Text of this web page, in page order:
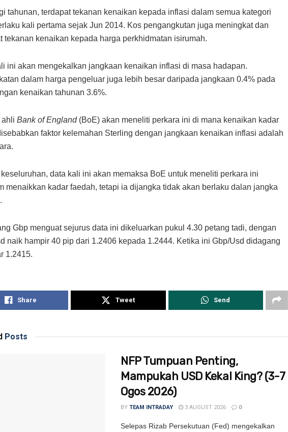
tahunan, terdapat tekanan kenaikan kepada inflasi dalam semua kategori
kali pertama sejak Jun 2014. Kos pengangkutan juga meningkat dan
tekanan kenaikan kepada harga perkhidmatan isirumah.
ini akan mengekalkan jangkaan kenaikan inflasi di masa hadapan.
dalam harga pengeluar juga lebih besar daripada jangkaan 0.4% pada
kenaikan tahunan 3.6%.
ahli Bank of England(BoE) akan meneliti perkara ini di mana kenaikan kadar
faktor kelemahan Sterling dengan jangkaan kenaikan inflasi adalah
data kali ini akan memaksa BoE untuk meneliti perkara ini
menaikkan kadar faedah, tetapi ia dijangka tidak akan berlaku dalan jangka
Gbp menguat sejurus data ini dikeluarkan pukul 4.30 petang tadi, dengan
naik hampir 40 pip dari 1.2406 kepada 1.2444. Ketika ini Gbp/Usd didagang
1.2415.
Share Tweet Send
Posts
NFP Tumpuan Penting,
Mampukah USD Kekal King? (3-7
Ogos 2026)
BY TEAM INTRADAY 3 AUGUST 2026 0
Selepas Rizab Persekutuan (Fed) mengekalkan